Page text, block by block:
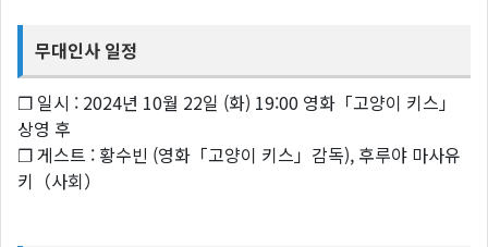
무대인사 일정
❐ 일시 : 2024년 10월 22일 (화) 19:00 영화「고양이 키스」
상영 후
❐ 게스트 : 황수빈 (영화「고양이 키스」감독), 후루야 마사유
키（사회）